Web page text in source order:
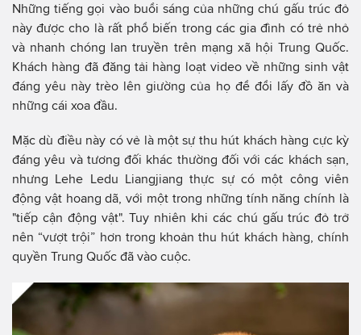
Những tiếng gọi vào buổi sáng của những chú gấu trúc đỏ
này được cho là rất phổ biến trong các gia đình có trẻ nhỏ
và nhanh chóng lan truyền trên mạng xã hội Trung Quốc.
Khách hàng đã đăng tải hàng loạt video về những sinh vật
đáng yêu này trèo lên giường của họ để đổi lấy đồ ăn và
những cái xoa đầu.
Mặc dù điều này có vẻ là một sự thu hút khách hàng cực kỳ
đáng yêu và tương đối khác thường đối với các khách sạn,
nhưng Lehe Ledu Liangjiang thực sự có một công viên
động vật hoang dã, với một trong những tính năng chính là
"tiếp cận động vật". Tuy nhiên khi các chú gấu trúc đỏ trở
nên “vượt trội” hơn trong khoản thu hút khách hàng, chính
quyền Trung Quốc đã vào cuộc.